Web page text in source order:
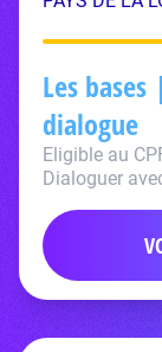
Les
dialogue
Eligible au
Dialoguer